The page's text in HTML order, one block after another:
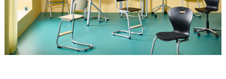
Kontakta Lekolar